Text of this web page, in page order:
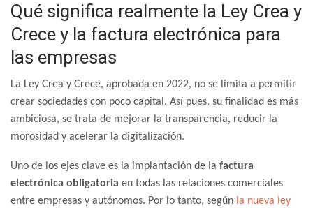
Qué significa realmente la Ley Crea y
Crece y la factura electrónica para
las empresas
La Ley Crea y Crece, aprobada en 2022, no se limita a permitir
crear sociedades con poco capital. Así pues, su finalidad es más
ambiciosa, se trata de mejorar la transparencia, reducir la
morosidad y acelerar la digitalización.
Uno de los ejes clave es la implantación de la factura
electrónica obligatoria en todas las relaciones comerciales
entre empresas y autónomos. Por lo tanto, según la nueva ley